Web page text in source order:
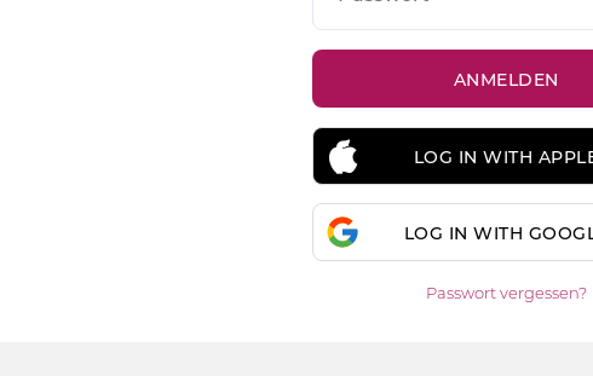
LOG IN WITH
LOG IN WITH
Passwort vergessen?